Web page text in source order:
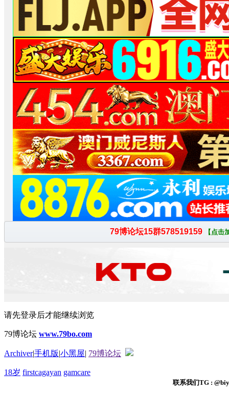
请先登录后才能继续浏览
79博论坛 www.79bo.com
Archiver|手机版|小黑屋| 79博论坛
18岁 firstcagayan gamcare
联系我们TG :